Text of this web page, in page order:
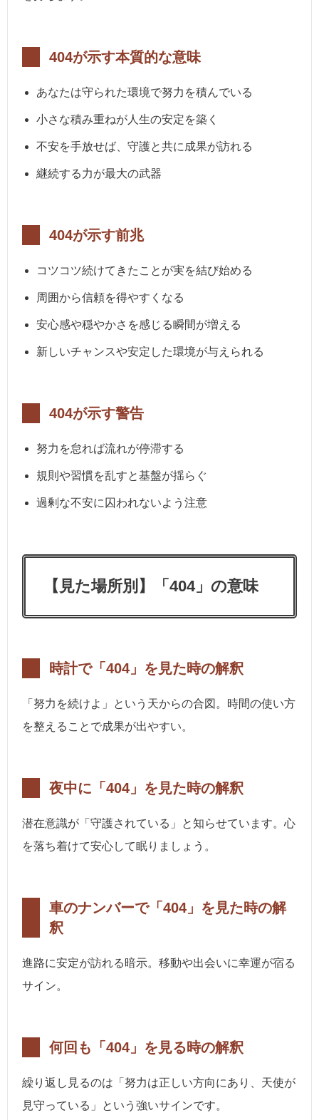
404が示す本質的な意味
あなたは守られた環境で努力を積んでいる
小さな積み重ねが人生の安定を築く
不安を手放せば、守護と共に成果が訪れる
継続する力が最大の武器
404が示す前兆
コツコツ続けてきたことが実を結び始める
周囲から信頼を得やすくなる
安心感や穏やかさを感じる瞬間が増える
新しいチャンスや安定した環境が与えられる
404が示す警告
努力を怠れば流れが停滞する
規則や習慣を乱すと基盤が揺らぐ
過剰な不安に囚われないよう注意
【見た場所別】「404」の意味
時計で「404」を見た時の解釈
「努力を続けよ」という天からの合図。時間の使い方
を整えることで成果が出やすい。
夜中に「404」を見た時の解釈
潜在意識が「守護されている」と知らせています。心
を落ち着けて安心して眠りましょう。
車のナンバーで「404」を見た時の解
釈
進路に安定が訪れる暗示。移動や出会いに幸運が宿る
サイン。
何回も「404」を見る時の解釈
繰り返し見るのは「努力は正しい方向にあり、天使が
見守っている」という強いサインです。